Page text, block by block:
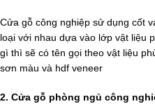
Cửa gỗ công nghiệp sử dụng cốt
loại với nhau dựa vào lớp vật liệu
gì thì sẽ có tên gọi theo vật liệu
sơn màu và hdf veneer
2. Cửa gỗ phòng ngủ công